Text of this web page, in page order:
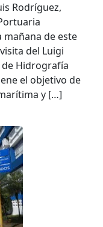
Rodríguez,
mañana de este
del Luigi
Hidrografía
el objetivo de
y […]